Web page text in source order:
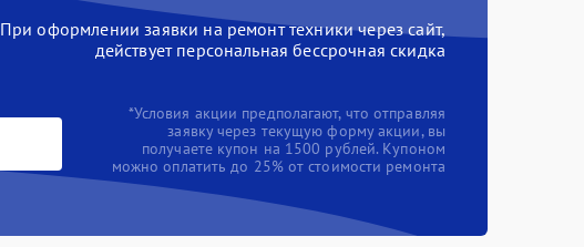
При оформлении заявки на ремонт техники через сайт,
действует персональная бессрочная скидка
*Условия акции предполагают, что отправляя
заявку через текущую форму акции, вы
получаете купон на 1500 рублей. Купоном
можно оплатить до 25% от стоимости ремонта